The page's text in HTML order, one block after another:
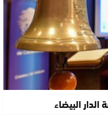
البيضاء